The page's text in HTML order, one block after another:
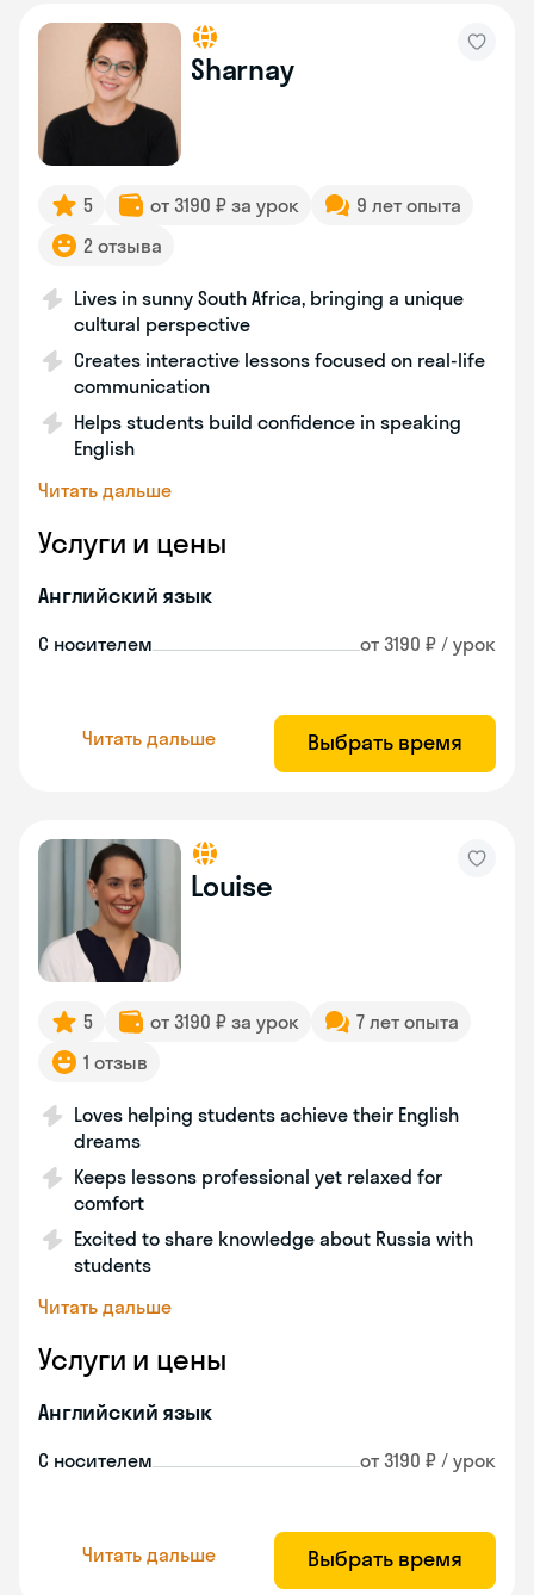
Sharnay
5 от 3190 ₽ за урок
9 лет опыта
2 отзыва
Lives in sunny South Africa, bringing a unique
cultural perspective
Creates interactive lessons focused on real-life
communication
Helps students build confidence in speaking
English
Читать дальше
Услуги и цены
Английский язык
С носителем от 3190 ₽ / урок
Читать дальше Выбрать время
Louise
5 от 3190 ₽ за урок
7 лет опыта
1 отзыв
Loves helping students achieve their English
dreams
Keeps lessons professional yet relaxed for
comfort
Excited to share knowledge about Russia with
students
Читать дальше
Услуги и цены
Английский язык
С носителем от 3190 ₽ / урок
Читать дальше Выбрать время